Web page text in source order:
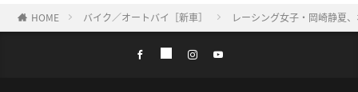
HOME バイク／オートバイ［新車］ レーシング女子・岡崎静夏